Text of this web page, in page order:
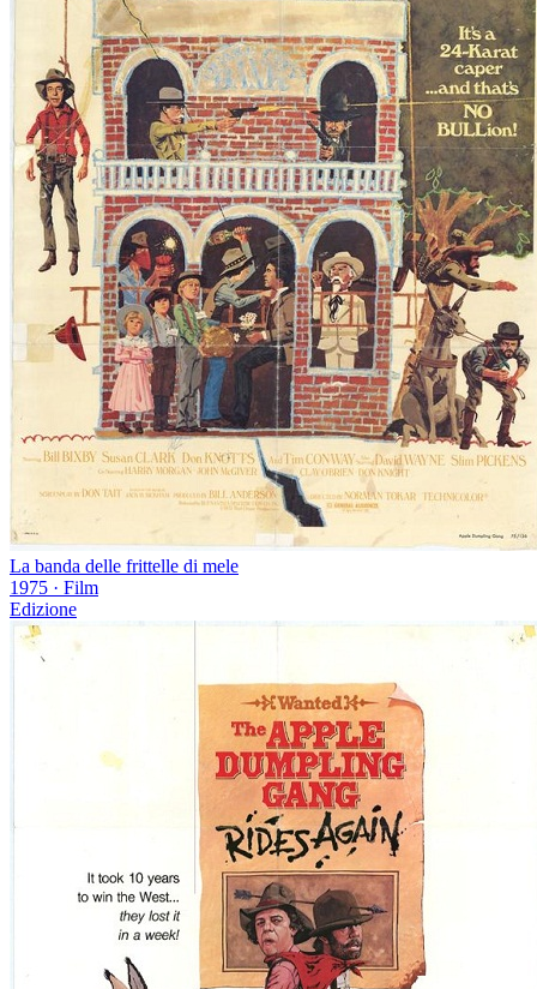
La banda delle frittelle di mele
1975 · Film
Edizione